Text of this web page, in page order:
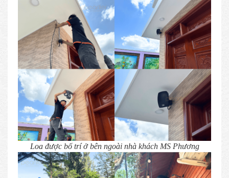
Loa được bố trí ở bên ngoài nhà khách MS Phương